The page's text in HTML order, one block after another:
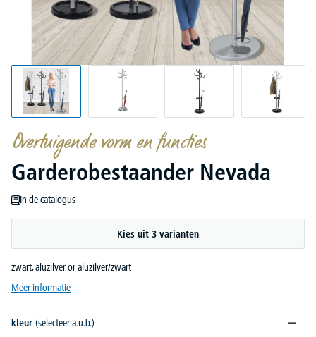
Overtuigende vorm en functies
Garderobestaander Nevada
In de catalogus
Kies uit 3 varianten
zwart, aluzilver or aluzilver/zwart
Meer informatie
kleur (selecteer a.u.b.)